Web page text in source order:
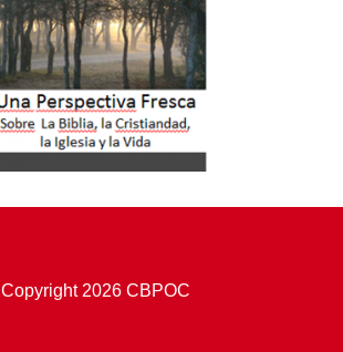
Copyright 2026 CBPOC